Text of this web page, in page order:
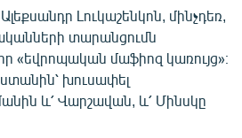
Լուկաշենկոն, մինչդեռ,
տարանցումն
«եվրոպական մաֆիոզ կառույց»։
խուսափել
և՛ Վարշավան, և՛ Մինսկը